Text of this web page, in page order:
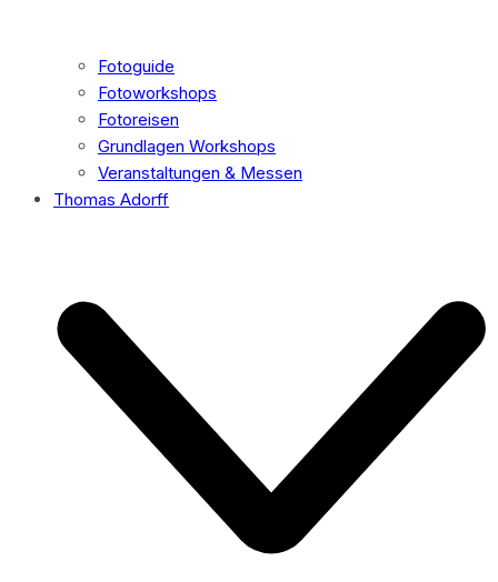
Fotoguide
Fotoworkshops
Fotoreisen
Grundlagen Workshops
Veranstaltungen & Messen
Thomas Adorff